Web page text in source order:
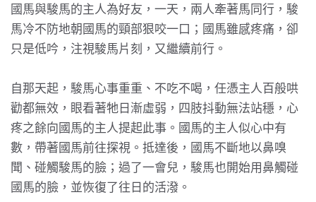
國馬與駿馬的主人為好友，一天，兩人牽著馬同行，駿
馬冷不防地朝國馬的頸部狠咬一口；國馬雖感疼痛，卻
只是低吟，注視駿馬片刻，又繼續前行。
自那天起，駿馬心事重重、不吃不喝，任憑主人百般哄
勸都無效，眼看著牠日漸虛弱，四肢抖動無法站穩，心
疼之餘向國馬的主人提起此事。國馬的主人似心中有
數，帶著國馬前往探視。抵達後，國馬不斷地以鼻嗅
聞、碰觸駿馬的臉；過了一會兒，駿馬也開始用鼻觸碰
國馬的臉，並恢復了往日的活潑。